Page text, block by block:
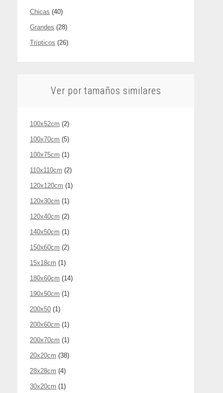
Chicas (40)
Grandes (28)
Trípticos (26)
Ver por tamaños similares
100x52cm (2)
100x70cm (5)
100x75cm (1)
110x110cm (2)
120x120cm (1)
120x30cm (1)
120x40cm (2)
140x50cm (1)
150x60cm (2)
15x18cm (1)
180x60cm (14)
190x50cm (1)
200x50 (1)
200x60cm (1)
200x70cm (1)
20x20cm (38)
28x28cm (4)
30x20cm (1)